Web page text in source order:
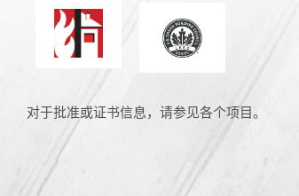
防火 能源与环境设计的先
对于批准或证书信息，请参见各个项目。